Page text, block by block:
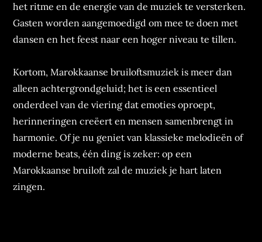
het ritme en de energie van de muziek te versterken.
Gasten worden aangemoedigd om mee te doen met
dansen en het feest naar een hoger niveau te tillen.
Kortom, Marokkaanse bruiloftsmuziek is meer dan
alleen achtergrondgeluid; het is een essentieel
onderdeel van de viering dat emoties oproept,
herinneringen creëert en mensen samenbrengt in
harmonie. Of je nu geniet van klassieke melodieën of
moderne beats, één ding is zeker: op een
Marokkaanse bruiloft zal de muziek je hart laten
zingen.